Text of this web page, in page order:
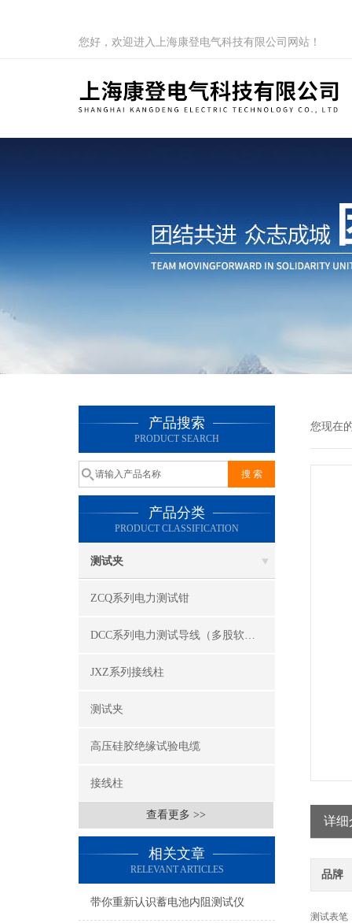
您好，欢迎进入上海康登电气科技有限公司网站！
产品搜索
PRODUCT SEARCH
产品分类
PRODUCT CLASSIFICATION
测试夹
ZCQ系列电力测试钳
DCC系列电力测试导线（多股软线）
JXZ系列接线柱
测试夹
高压硅胶绝缘试验电缆
接线柱
查看更多 >>
相关文章
RELEVANT ARTICLES
带你重新认识蓄电池内阻测试仪
您现在
详细
品牌
测试表笔